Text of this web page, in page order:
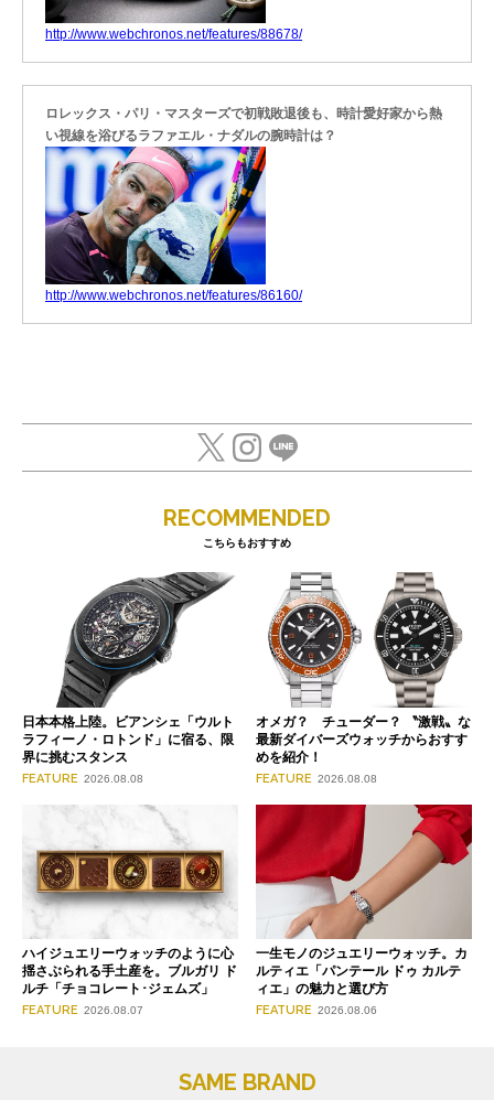
http://www.webchronos.net/features/88678/
ロレックス・パリ・マスターズで初戦敗退後も、時計愛好家から熱
い視線を浴びるラファエル・ナダルの腕時計は？
http://www.webchronos.net/features/86160/
RECOMMENDED
こちらもおすすめ
日本本格上陸。ビアンシェ「ウルト
ラフィーノ・ロトンド」に宿る、限
界に挑むスタンス
FEATURE 2026.08.08
オメガ？ チューダー？ 〝激戦〟な
最新ダイバーズウォッチからおすす
めを紹介！
FEATURE 2026.08.08
ハイジュエリーウォッチのように心
揺さぶられる手土産を。ブルガリ ド
ルチ「チョコレート･ジェムズ」
FEATURE 2026.08.07
一生モノのジュエリーウォッチ。カ
ルティエ「パンテール ドゥ カルテ
ィエ」の魅力と選び方
FEATURE 2026.08.06
SAME BRAND